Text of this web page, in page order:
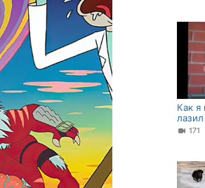
Как я
171